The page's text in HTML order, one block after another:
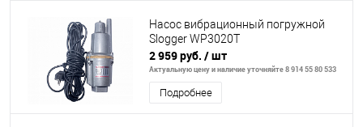
Насос вибрационный погружной
Slogger WP3020T
2 959 руб. / шт
Актуальную цену и наличие уточняйте 8 914 55 80 533
Подробнее